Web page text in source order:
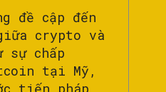
đề cập đến
crypto và
chấp
tại Mỹ,